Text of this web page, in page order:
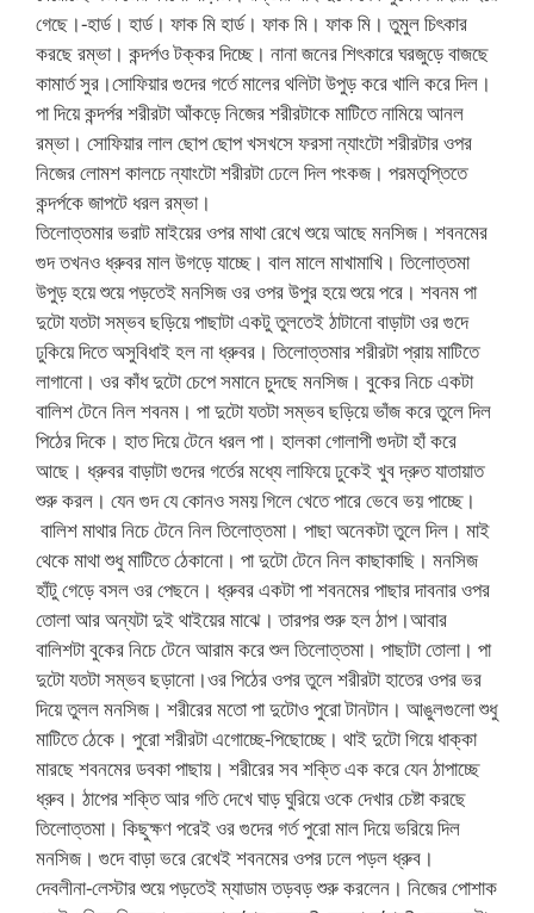
গেছে।-হার্ড। হার্ড। ফাক মি হার্ড। ফাক মি। ফাক মি। তুমুল চিৎকার
করছে রম্ভা। কন্দর্পও টক্কর দিচ্ছে। নানা জনের শিৎকারে ঘরজুড়ে বাজছে
কামার্ত সুর।সোফিয়ার গুদের গর্তে মালের থলিটা উপুড় করে খালি করে দিল।
পা দিয়ে কন্দর্পর শরীরটা আঁকড়ে নিজের শরীরটাকে মাটিতে নামিয়ে আনল
রম্ভা। সোফিয়ার লাল ছোপ ছোপ খসখসে ফরসা ন্যাংটো শরীরটার ওপর
নিজের লোমশ কালচে ন্যাংটো শরীরটা ঢেলে দিল পংকজ। পরমতৃপ্তিতে
কন্দর্পকে জাপটে ধরল রম্ভা।
তিলোত্তমার ভরাট মাইয়ের ওপর মাথা রেখে শুয়ে আছে মনসিজ। শবনমের
গুদ তখনও ধ্রুবর মাল উগড়ে যাচ্ছে। বাল মালে মাখামাখি। তিলোত্তমা
উপুড় হয়ে শুয়ে পড়তেই মনসিজ ওর ওপর উপুর হয়ে শুয়ে পরে। শবনম পা
দুটো যতটা সম্ভব ছড়িয়ে পাছাটা একটু তুলতেই ঠাটানো বাড়াটা ওর গুদে
ঢুকিয়ে দিতে অসুবিধাই হল না ধ্রুবর। তিলোত্তমার শরীরটা প্রায় মাটিতে
লাগানো। ওর কাঁধ দুটো চেপে সমানে চুদছে মনসিজ। বুকের নিচে একটা
বালিশ টেনে নিল শবনম। পা দুটো যতটা সম্ভব ছড়িয়ে ভাঁজ করে তুলে দিল
পিঠের দিকে। হাত দিয়ে টেনে ধরল পা। হালকা গোলাপী গুদটা হাঁ করে
আছে। ধ্রুবর বাড়াটা গুদের গর্তের মধ্যে লাফিয়ে ঢুকেই খুব দ্রুত যাতায়াত
শুরু করল। যেন গুদ যে কোনও সময় গিলে খেতে পারে ভেবে ভয় পাচ্ছে।
বালিশ মাথার নিচে টেনে নিল তিলোত্তমা। পাছা অনেকটা তুলে দিল। মাই
থেকে মাথা শুধু মাটিতে ঠেকানো। পা দুটো টেনে নিল কাছাকাছি। মনসিজ
হাঁটু গেড়ে বসল ওর পেছনে। ধ্রুবর একটা পা শবনমের পাছার দাবনার ওপর
তোলা আর অন্যটা দুই থাইয়ের মাঝে। তারপর শুরু হল ঠাপ।আবার
বালিশটা বুকের নিচে টেনে আরাম করে শুল তিলোত্তমা। পাছাটা তোলা। পা
দুটো যতটা সম্ভব ছড়ানো।ওর পিঠের ওপর তুলে শরীরটা হাতের ওপর ভর
দিয়ে তুলল মনসিজ। শরীরের মতো পা দুটোও পুরো টানটান। আঙুলগুলো শুধু
মাটিতে ঠেকে। পুরো শরীরটা এগোচ্ছে-পিছোচ্ছে। থাই দুটো গিয়ে ধাক্কা
মারছে শবনমের ডবকা পাছায়। শরীরের সব শক্তি এক করে যেন ঠাপাচ্ছে
ধ্রুব। ঠাপের শক্তি আর গতি দেখে ঘাড় ঘুরিয়ে ওকে দেখার চেষ্টা করছে
তিলোত্তমা। কিছুক্ষণ পরেই ওর গুদের গর্ত পুরো মাল দিয়ে ভরিয়ে দিল
মনসিজ। গুদে বাড়া ভরে রেখেই শবনমের ওপর ঢলে পড়ল ধ্রুব।
দেবলীনা-লেস্টার শুয়ে পড়তেই ম্যাডাম তড়বড় শুরু করলেন। নিজের পোশাক